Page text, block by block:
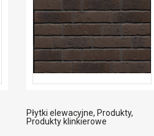
Płytki elewacyjne, Produkty,
Produkty klinkierowe